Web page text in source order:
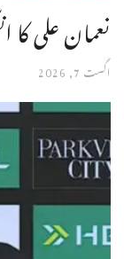
نعمان علی کا
اگست 7, 2026